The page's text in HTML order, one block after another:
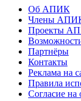
Об АПИК
Члены
Проекты
Партнёры
Контакты
Реклама на
Правила
Согласие на